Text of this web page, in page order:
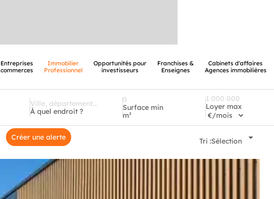
Entreprises
commerces
Immobilier
Professionnel
Opportunités pour
investisseurs
Franchises &
Enseignes
Cabinets d'affaires
Agences immobilières
À quel endroit ?
Surface min
m²
Loyer max
Créer une alerte Tri :Sélection